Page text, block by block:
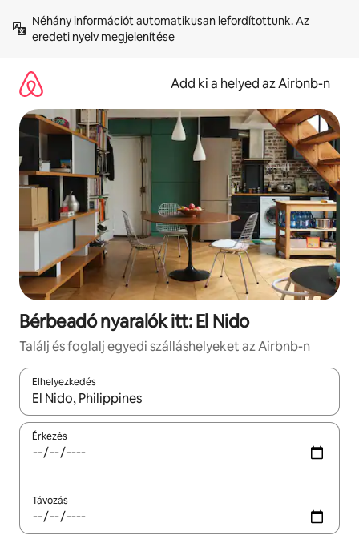
tartalomra
Néhány információt automatikusan lefordítottunk. Az
eredeti nyelv megjelenítése
Add ki a helyed az Airbnb-n
Bérbeadó nyaralók itt: El Nido
Találj és foglalj egyedi szálláshelyeket az Airbnb-n
Elhelyezkedés
Az eredmények között a felfelé és a lefelé nyíllal
Érkezés
Távozás